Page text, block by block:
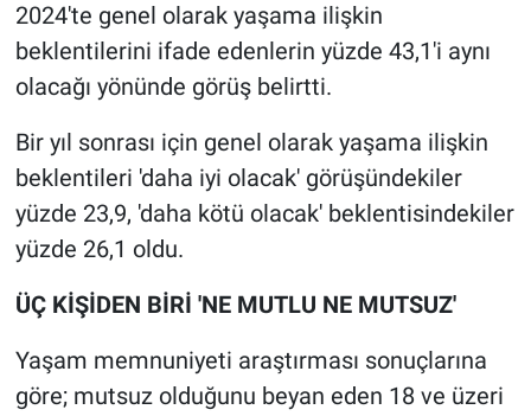
2024'te genel olarak yaşama ilişkin
beklentilerini ifade edenlerin yüzde 43,1'i aynı
olacağı yönünde görüş belirtti.
Bir yıl sonrası için genel olarak yaşama ilişkin
beklentileri 'daha iyi olacak' görüşündekiler
yüzde 23,9, 'daha kötü olacak' beklentisindekiler
yüzde 26,1 oldu.
ÜÇ KİŞİDEN BİRİ 'NE MUTLU NE MUTSUZ'
Yaşam memnuniyeti araştırması sonuçlarına
göre; mutsuz olduğunu beyan eden 18 ve üzeri